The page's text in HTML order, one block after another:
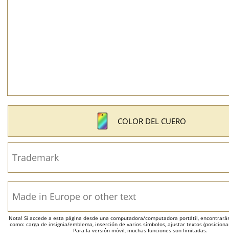
COLOR DEL CUERO
Nota! Si accede a esta página desde una computadora/computadora portátil,
como: carga de insignia/emblema, inserción de varios símbolos, ajustar textos
Para la versión móvil, muchas funciones son limitadas.